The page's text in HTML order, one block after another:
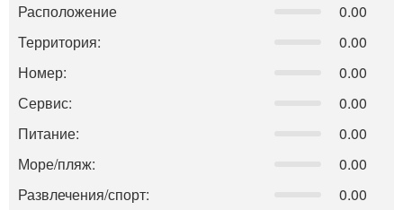
Расположение
0.00
Территория:
0.00
Номер:
0.00
Сервис:
0.00
Питание:
0.00
Море/пляж:
0.00
Развлечения/спорт:
0.00